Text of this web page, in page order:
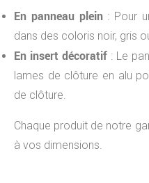
En panneau plein: Pour
dans des coloris noir, gris
En insert décoratif : Le
lames de clôture en alu
de clôture.
Chaque produit de notre
à vos dimensions.